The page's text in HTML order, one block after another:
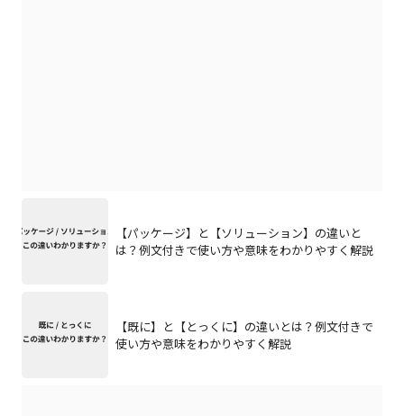
【パッケージ】と【ソリューション】の違いと
は？例文付きで使い方や意味をわかりやすく解説
【既に】と【とっくに】の違いとは？例文付きで
使い方や意味をわかりやすく解説